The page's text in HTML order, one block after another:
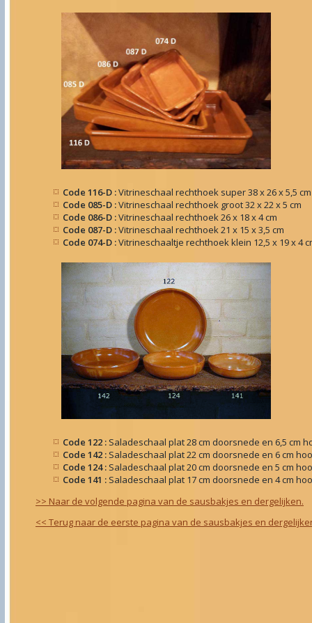
Code 116-D :Vitrineschaal rechthoek super 38 x 26 x 5,5 cm
Code 085-D :Vitrineschaal rechthoek groot 32 x 22 x 5 cm
Code 086-D :Vitrineschaal rechthoek 26 x 18 x 4 cm
Code 087-D :Vitrineschaal rechthoek 21 x 15 x 3,5 cm
Code 074-D :Vitrineschaaltje rechthoek klein 12,5 x 19 x 4
Code 122 : Saladeschaal plat 28 cm doorsnede en 6,5 cm
Code 142 : Saladeschaal plat 22 cm doorsnede en 6 cm
Code 124 : Saladeschaal plat 20 cm doorsnede en 5 cm
Code 141 : Saladeschaal plat 17 cm doorsnede en 4 cm
>> Naar de volgende pagina van de sausbakjes en dergelijken.
<< Terug naar de eerste pagina van de sausbakjes en